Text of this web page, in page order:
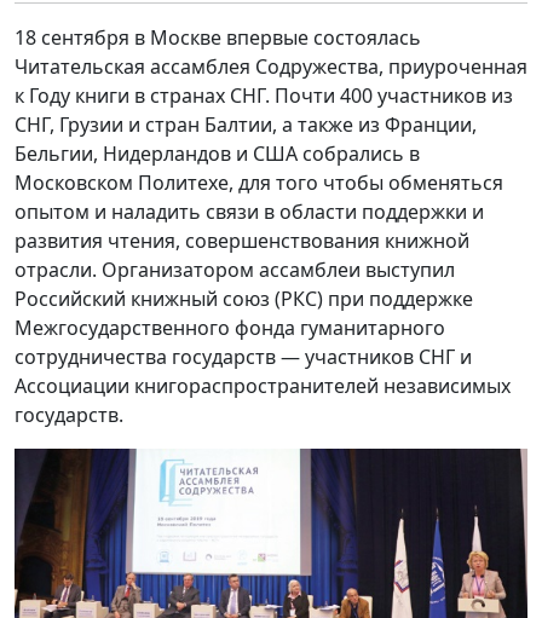
18 сентября в Москве впервые состоялась
Читательская ассамблея Содружества, приуроченная
к Году книги в странах СНГ. Почти 400 участников из
СНГ, Грузии и стран Балтии, а также из Франции,
Бельгии, Нидерландов и США собрались в
Московском Политехе, для того чтобы обменяться
опытом и наладить связи в области поддержки и
развития чтения, совершенствования книжной
отрасли. Организатором ассамблеи выступил
Российский книжный союз (РКС) при поддержке
Межгосударственного фонда гуманитарного
сотрудничества государств — участников СНГ и
Ассоциации книгораспространителей независимых
государств.